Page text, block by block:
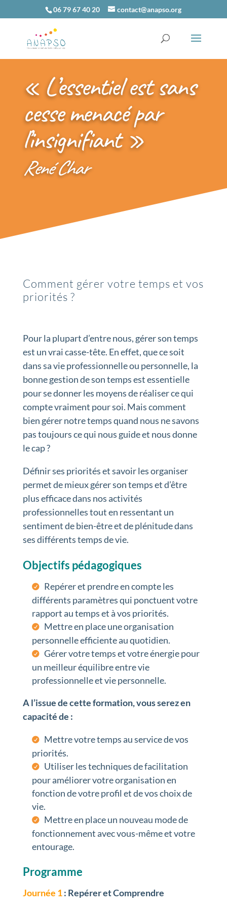
06 79 67 40 20 contact@anapso.org
« L’essentiel est sans
cesse menacé par
l’insignifiant »
René Char
Comment gérer votre temps et vos
priorités ?
Pour la plupart d’entre nous, gérer son temps
est un vrai casse-tête. En effet, que ce soit
dans sa vie professionnelle ou personnelle, la
bonne gestion de son temps est essentielle
pour se donner les moyens de réaliser ce qui
compte vraiment pour soi. Mais comment
bien gérer notre temps quand nous ne savons
pas toujours ce qui nous guide et nous donne
le cap ?
Définir ses priorités et savoir les organiser
permet de mieux gérer son temps et d’être
plus efficace dans nos activités
professionnelles tout en ressentant un
sentiment de bien-être et de plénitude dans
ses différents temps de vie.
Objectifs pédagogiques
Repérer et prendre en compte les
différents paramètres qui ponctuent votre
rapport au temps et à vos priorités.
Mettre en place une organisation
personnelle efficiente au quotidien.
Gérer votre temps et votre énergie pour
un meilleur équilibre entre vie
professionnelle et vie personnelle.
A l’issue de cette formation, vous serez en
capacité de :
Mettre votre temps au service de vos
priorités.
Utiliser les techniques de facilitation
pour améliorer votre organisation en
fonction de votre profil et de vos choix de
vie.
Mettre en place un nouveau mode de
fonctionnement avec vous-même et votre
entourage.
Programme
Journée 1: Repérer et Comprendre